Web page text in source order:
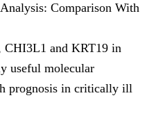
Comparison With
CHI3L1 and KRT19 in
useful molecular
prognosis in critically ill